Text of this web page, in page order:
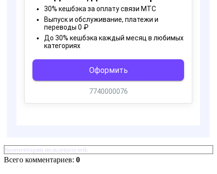
Комментарии пользователей:
Всего комментариев: 0